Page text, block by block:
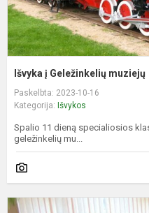
Išvyka į Geležinkelių muziejų
Paskelbta: 2023-10-16
Kategorija: Išvykos
Spalio 11 dieną specialiosios
geležinkelių mu...